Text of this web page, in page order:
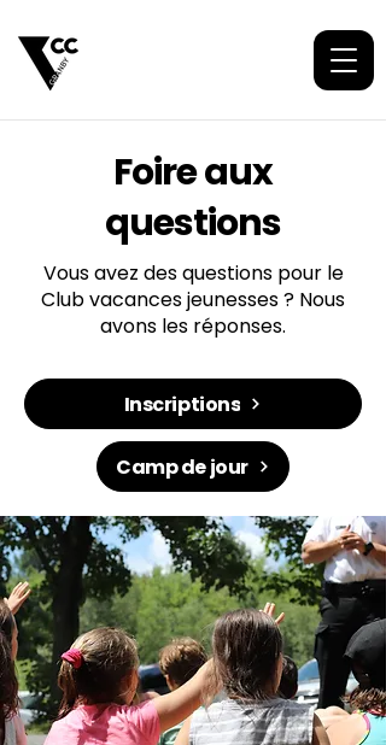
Foire aux
questions
Vous avez des questions pour le
Club vacances jeunesses ? Nous
avons les réponses.
Inscriptions
Camp de jour